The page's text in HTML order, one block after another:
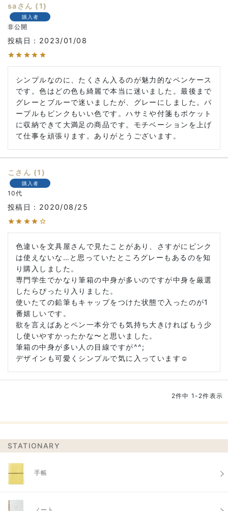
sa 1
購入者
非公開
投稿日 2023/01/08
シンプルなのに、たくさん入るのが魅力的なペンケース
です。色はどの色も綺麗で本当に迷いました。最後まで
グレーとブルーで迷いましたが、グレーにしました。パ
ープルもピンクもいい色です。ハサミや付箋もポケット
に収納できて大満足の商品です。モチベーションを上げ
て仕事を頑張ります。ありがとうございます。
こ 1
購入者
10代
投稿日 2020/08/25
色違いを文具屋さんで見たことがあり、さすがにピンク
は使えないな…と思っていたところグレーもあるのを知
り購入しました。
専門学生でかなり筆箱の中身が多いのですが中身を厳選
したらぴったり入りました。
使いたての鉛筆もキャップをつけた状態で入ったのが1
番嬉しいです。
欲を言えばあとペン一本分でも気持ち大きければもう少
し使いやすかったかな〜と思いました。
筆箱の中身が多い人の目線ですが^^;
デザインも可愛くシンプルで気に入っています☺︎
2件中 1 - 2件表示
STATIONARY
手帳